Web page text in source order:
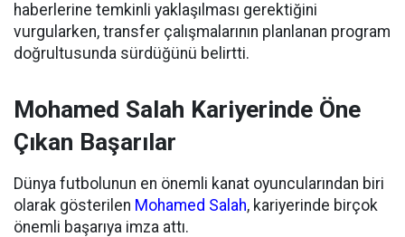
haberlerine temkinli yaklaşılması gerektiğini
vurgularken, transfer çalışmalarının planlanan program
doğrultusunda sürdüğünü belirtti.
Mohamed Salah Kariyerinde Öne
Çıkan Başarılar
Dünya futbolunun en önemli kanat oyuncularından biri
olarak gösterilen Mohamed Salah, kariyerinde birçok
önemli başarıya imza attı.